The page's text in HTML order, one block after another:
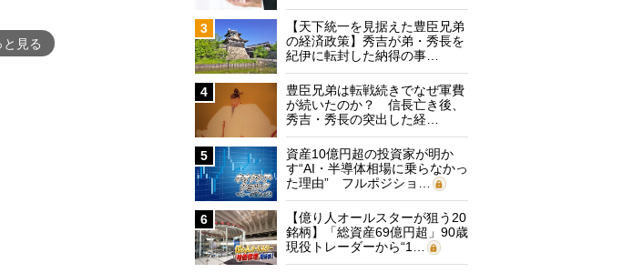
と見る
3
【天下統一を見据えた豊臣兄弟
の経済政策】秀吉が弟・秀長を
紀伊に転封した納得の事…
4
豊臣兄弟は転戦続きでなぜ軍費
が続いたのか？ 信長亡き後、
秀吉・秀長の突出した経…
5
資産10億円超の投資家が明か
す“AI・半導体相場に乗らなかっ
た理由” フルポジショ…
6
【億り人オールスターが狙う20
銘柄】「総資産69億円超」90歳
現役トレーダーから“1…